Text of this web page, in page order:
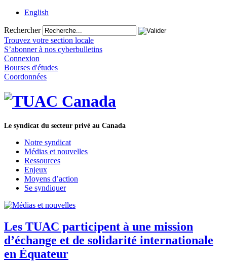
English
Rechercher
Trouvez votre section locale
S’abonner à nos cyberbulletins
Connexion
Bourses d'études
Coordonnées
Le syndicat du secteur privé au Canada
Notre syndicat
Médias et nouvelles
Ressources
Enjeux
Moyens d’action
Se syndiquer
Les TUAC participent à une mission
d’échange et de solidarité internationale
en Équateur